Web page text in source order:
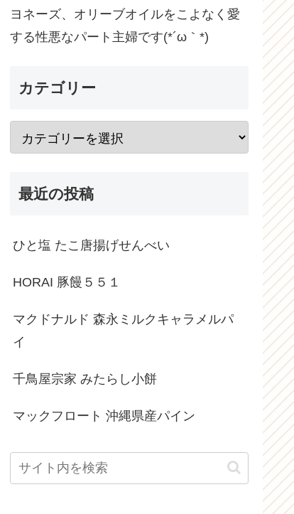
ヨネーズ、オリーブオイルをこよなく愛
する性悪なパート主婦です(*´ω｀*)
カテゴリー
最近の投稿
ひと塩 たこ唐揚げせんべい
HORAI 豚饅５５１
マクドナルド 森永ミルクキャラメルパ
イ
千鳥屋宗家 みたらし小餅
マックフロート 沖縄県産パイン